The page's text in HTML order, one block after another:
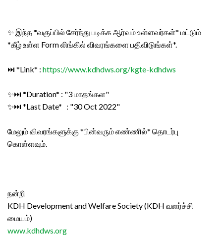
✨ இந்த *வகுப்பில் சேர்ந்து படிக்க ஆர்வம் உள்ளவர்கள்* மட்டும்
*கீழ் உள்ள Form லிங்கில் விவரங்களை பதிவிடுங்கள்*.
⏭️ *Link* : https://www.kdhdws.org/kgte-kdhdws
✨⏭️ *Duration* : "3 மாதங்கள"
✨⏭️ *Last Date* : "30 Oct 2022"
மேலும் விவரங்களுக்கு *பின்வரும் எண்ணில்* தொடர்பு
கொள்ளவும்.
நன்றி
KDH Development and Welfare Society (KDH வளர்ச்சி
மையம்)
www.kdhdws.org